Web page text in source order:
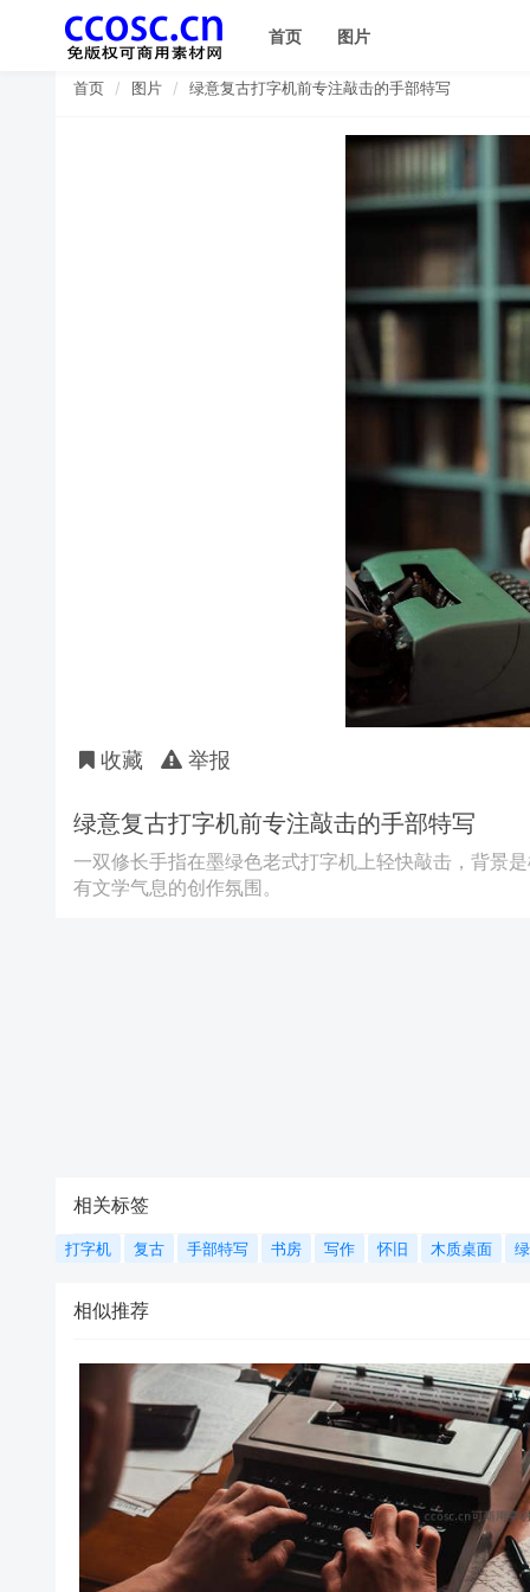
首页 图片
首页 图片 绿意复古打字机前专注敲击的手部特写
收藏 举报
绿意复古打字机前专注敲击的手部特写
一双修长手指在墨绿色老式打字机上轻快敲击，背景
有文学气息的创作氛围。
相关标签
打字机 复古 手部特写 书房 写作 怀旧 木质桌面
相似推荐